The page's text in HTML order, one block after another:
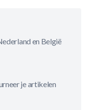
en België
je artikelen